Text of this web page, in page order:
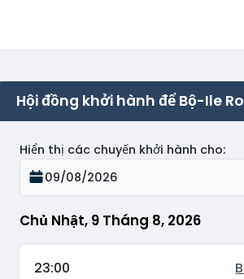
Hội đồng khởi hành để Bộ-Ile
Chủ Nhật, 9 Tháng 8, 2026
Hiển thị các chuyến khởi hành cho:
09/08/2026
23:00